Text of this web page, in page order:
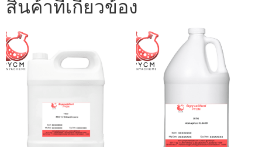
สินค้าที่เกี่ยวข้อง